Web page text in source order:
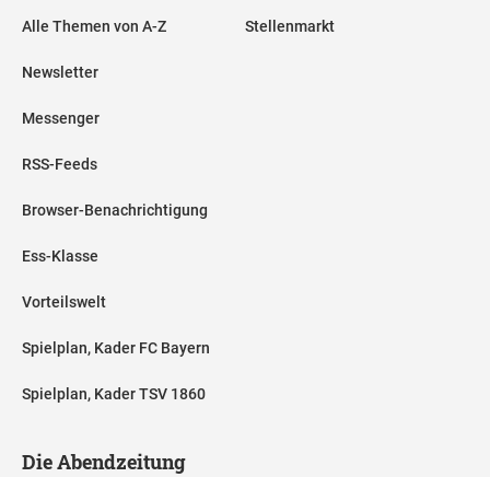
Alle Themen von A-Z
Newsletter
Messenger
RSS-Feeds
Browser-Benachrichtigung
Ess-Klasse
Vorteilswelt
Spielplan, Kader FC Bayern
Spielplan, Kader TSV 1860
Stellenmarkt
Die Abendzeitung